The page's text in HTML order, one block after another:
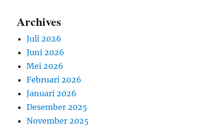
Archives
Juli 2026
Juni 2026
Mei 2026
Februari 2026
Januari 2026
Desember 2025
November 2025